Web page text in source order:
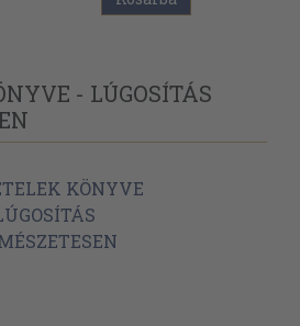
- LÚGOSÍTÁS